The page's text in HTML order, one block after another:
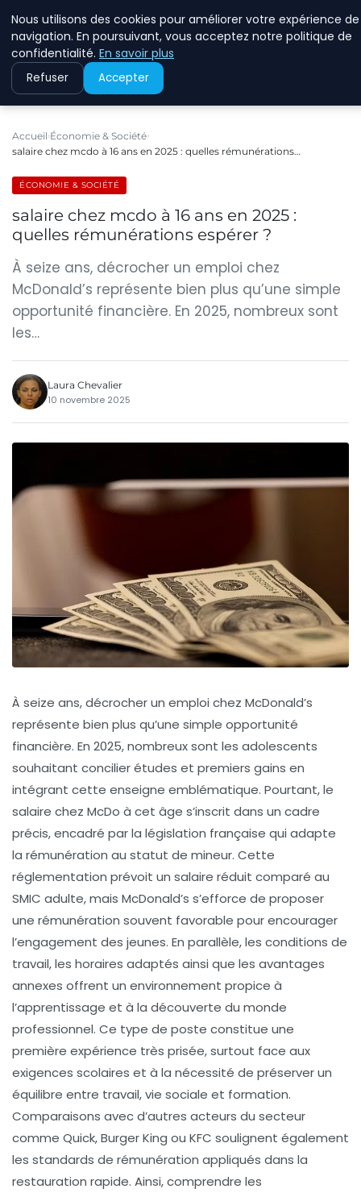
Accueil Économie & Société
salaire chez mcdo à 16 ans en 2025 : quelles rémunérations…
ÉCONOMIE & SOCIÉTÉ
salaire chez mcdo à 16 ans en 2025 :
quelles rémunérations espérer ?
À seize ans, décrocher un emploi chez
McDonald’s représente bien plus qu’une simple
opportunité financière. En 2025, nombreux sont
les…
Laura Chevalier
10 novembre 2025
À seize ans, décrocher un emploi chez McDonald’s
représente bien plus qu’une simple opportunité
financière. En 2025, nombreux sont les adolescents
souhaitant concilier études et premiers gains en
intégrant cette enseigne emblématique. Pourtant, le
salaire chez McDo à cet âge s’inscrit dans un cadre
précis, encadré par la législation française qui adapte
la rémunération au statut de mineur. Cette
réglementation prévoit un salaire réduit comparé au
SMIC adulte, mais McDonald’s s’efforce de proposer
une rémunération souvent favorable pour encourager
l’engagement des jeunes. En parallèle, les conditions de
travail, les horaires adaptés ainsi que les avantages
annexes offrent un environnement propice à
l’apprentissage et à la découverte du monde
professionnel. Ce type de poste constitue une
première expérience très prisée, surtout face aux
exigences scolaires et à la nécessité de préserver un
équilibre entre travail, vie sociale et formation.
Comparaisons avec d’autres acteurs du secteur
comme Quick, Burger King ou KFC soulignent également
les standards de rémunération appliqués dans la
restauration rapide. Ainsi, comprendre les
Nous utilisons des cookies pour améliorer votre expérience de
navigation. En poursuivant, vous acceptez notre politique de
confidentialité. En savoir plus
Refuser Accepter